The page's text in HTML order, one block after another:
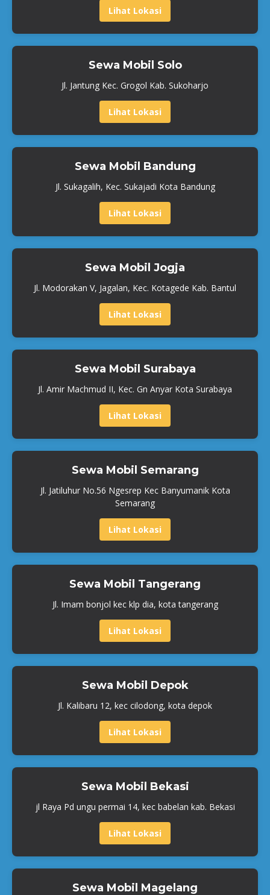
Lihat Lokasi
Sewa Mobil Solo
Jl. Jantung Kec. Grogol Kab. Sukoharjo
Lihat Lokasi
Sewa Mobil Bandung
Jl. Sukagalih, Kec. Sukajadi Kota Bandung
Lihat Lokasi
Sewa Mobil Jogja
Jl. Modorakan V, Jagalan, Kec. Kotagede Kab. Bantul
Lihat Lokasi
Sewa Mobil Surabaya
Jl. Amir Machmud II, Kec. Gn Anyar Kota Surabaya
Lihat Lokasi
Sewa Mobil Semarang
Jl. Jatiluhur No.56 Ngesrep Kec Banyumanik Kota
Semarang
Lihat Lokasi
Sewa Mobil Tangerang
Jl. Imam bonjol kec klp dia, kota tangerang
Lihat Lokasi
Sewa Mobil Depok
Jl. Kalibaru 12, kec cilodong, kota depok
Lihat Lokasi
Sewa Mobil Bekasi
jl Raya Pd ungu permai 14, kec babelan kab. Bekasi
Lihat Lokasi
Sewa Mobil Magelang